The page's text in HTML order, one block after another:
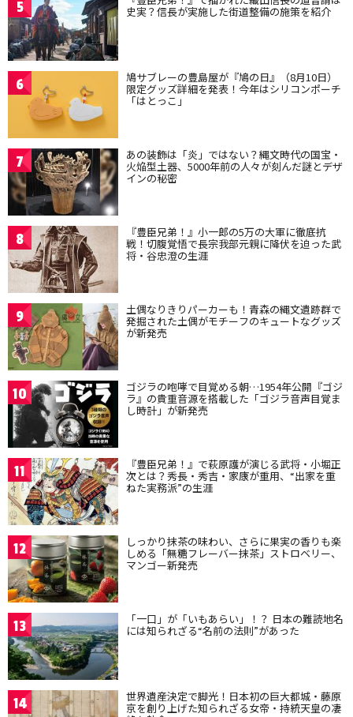
5 史実？信長が実施した街道整備の施策を紹介
6 鳩サブレーの豊島屋が『鳩の日』（8月10日）
限定グッズ詳細を発表！今年はシリコンポーチ
「はとっこ」
7 あの装飾は「炎」ではない？縄文時代の国宝・
火焔型土器、5000年前の人々が刻んだ謎とデザ
インの秘密
8 『豊臣兄弟！』小一郎の5万の大軍に徹底抗
戦！切腹覚悟で長宗我部元親に降伏を迫った武
将・谷忠澄の生涯
9 土偶なりきりパーカーも！青森の縄文遺跡群で
発掘された土偶がモチーフのキュートなグッズ
が新発売
10 ゴジラの咆哮で目覚める朝…1954年公開『ゴジ
ラ』の貴重音源を搭載した「ゴジラ音声目覚ま
し時計」が新発売
11 『豊臣兄弟！』で萩原護が演じる武将・小堀正
次とは？秀長・秀吉・家康が重用、“出家を重
ねた実務派”の生涯
12 しっかり抹茶の味わい、さらに果実の香りも楽
しめる「無糖フレーバー抹茶」ストロベリー、
マンゴー新発売
13 「一口」が「いもあらい」！？ 日本の難読地名
には知られざる“名前の法則”があった
14 世界遺産決定で脚光！日本初の巨大都城・藤原
京を創り上げた知られざる女帝・持統天皇の凄